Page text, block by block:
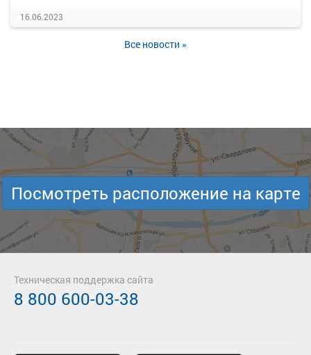
16.06.2023
Все новости »
Посмотреть расположение на карте
Техническая поддержка сайта
8 800 600-03-38